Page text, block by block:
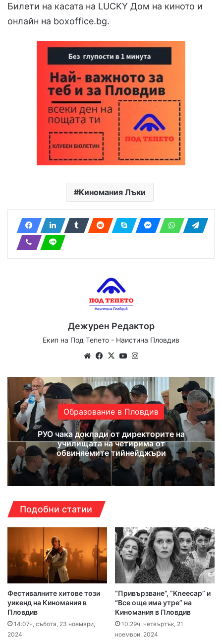
Билети на касата на LUCKY Дом на киното и
онлайн на boxoffice.bg.
Киномания Лъки
Дежурен Редактор
Екип на Под Тепето - Наистина Пловдив
We
te
Fa
bo
ok
X
Yo
ub
e
ra
m
Образование в Пловдив
РУО чака доклади от директорите на
училищата на четирима от
обвиняемите тийнейджъри
Подобни статии
Фестивалните хитове този
уикенд на Киномания в
Пловдив
14:07ч, събота, 23 ноември,
2024
“Привързване”, “Kneecap” и
“Все още има утре” на
Киномания в Пловдив
10:29ч, четвъртък, 21
ноември, 2024